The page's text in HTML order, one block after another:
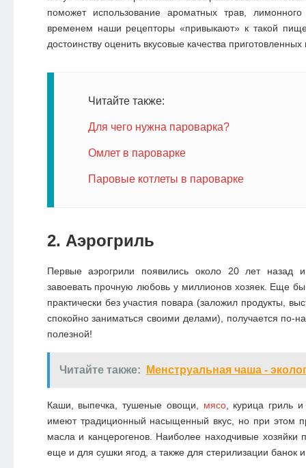
поможет использование ароматных трав,
временем наши рецепторы «привыкают» к такой
достоинству оценить вкусовые качества
Читайте также:
Для чего нужна пароварка?
Омлет в пароварке
Паровые котлеты в пароварке
2. Аэрогриль
Первые аэрогрили появились около 20 лет назад
завоевать прочную любовь у миллионов хозяек. Еще
практически без участия повара (заложил продукты,
спокойно заниматься своими делами), получается по-
полезной!
Читайте также: Менструальная чаша -
Каши, выпечка, тушеные овощи, мясо, курица гриль
имеют традиционный насыщенный вкус, но при этом
масла и канцерогенов. Наиболее находчивые хозяйки
еще и для сушки ягод, а также для стерилизации банок